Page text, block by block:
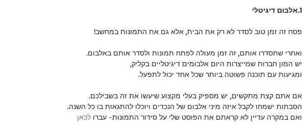
1.אלבום דיגיטלי
פסח זה זמן טוב לסדר לא רק את הבית, אלא גם את התמונות במחשב!
ואחרי שתסדרו אותם, זה זמן מעולה לפתח תמונות ולסדר אותם באלבום.
יש המון חברות שמייצרות היום אלבומים דיגיטליים בקליק,
ומגיעות עם תוכנה פשוטה ביותר שכל אחד יכול לתפעל.
אם אתם קצת מתקשים, יש מספיק בעלי מקצוע שיעשו את זה בשבילכם.
הסבתות ישמחו לקבל איזה מיני אלבום של הנכדים ויוכלו להתגאות בו כל השנה.
ואם במקרה עדיין לא קראתם את הפוסט שלי על סידור התמונות- עברו לכאן